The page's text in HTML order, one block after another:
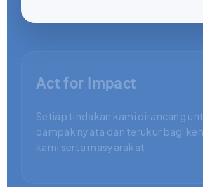
Act for Impact
Setiap tindakan kami dirancang
dampak nyata dan terukur bagi
kami serta masyarakat